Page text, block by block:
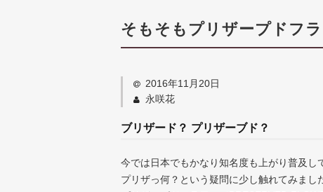
そもそもプリザープドフ
2016年11月20日
永咲花
ブリザード？ プリザーブド？
今では日本でもかなり知名度も上がり普及し
プリザっ何？という疑問に少し触れてみまし